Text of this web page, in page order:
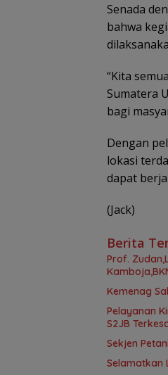
Senada
bahwa
“Kita
Sumatera
bagi
Dengan
lokasi
dapat
(Jack)
Berita
Prof.
Kemenag
Pelayanan
S2JB
Sekjen
Selamatkan